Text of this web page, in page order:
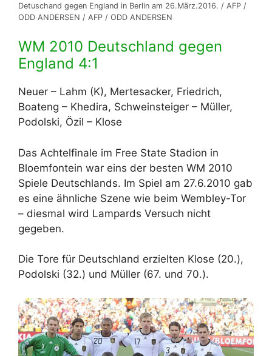
Detuschand gegen England in Berlin am 26.März.2016. / AFP /
ODD ANDERSEN / AFP / ODD ANDERSEN
WM 2010 Deutschland gegen
England 4:1
Neuer – Lahm (K), Mertesacker, Friedrich,
Boateng – Khedira, Schweinsteiger – Müller,
Podolski, Özil – Klose
Das Achtelfinale im Free State Stadion in
Bloemfontein war eins der besten WM 2010
Spiele Deutschlands. Im Spiel am 27.6.2010 gab
es eine ähnliche Szene wie beim Wembley-Tor
– diesmal wird Lampards Versuch nicht
gegeben.
Die Tore für Deutschland erzielten Klose (20.),
Podolski (32.) und Müller (67. und 70.).